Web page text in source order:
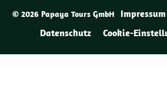
© 2026 Papaya Tours GmbH Impressum
Datenschutz
Cookie-